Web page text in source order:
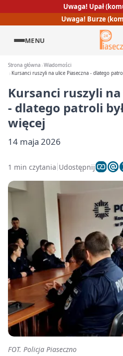
Uwaga! Upał
Uwaga! Burze
MENU
Strona główna Wiadomości
Kursanci ruszyli na ulice Piaseczna - dlatego
Kursanci ruszyli
- dlatego patroli
więcej
14 maja 2026
1 min czytania Udostępnij
FOT. Policja Piaseczno